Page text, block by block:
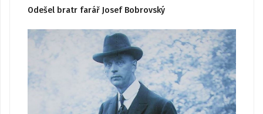
Odešel bratr farář Josef Bobrovský